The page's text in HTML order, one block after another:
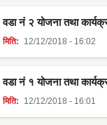
वडा नं २ योजना तथा
मिति: 12/12/2018 - 16:02
वडा नं १ योजना तथा
मिति: 12/12/2018 - 16:01